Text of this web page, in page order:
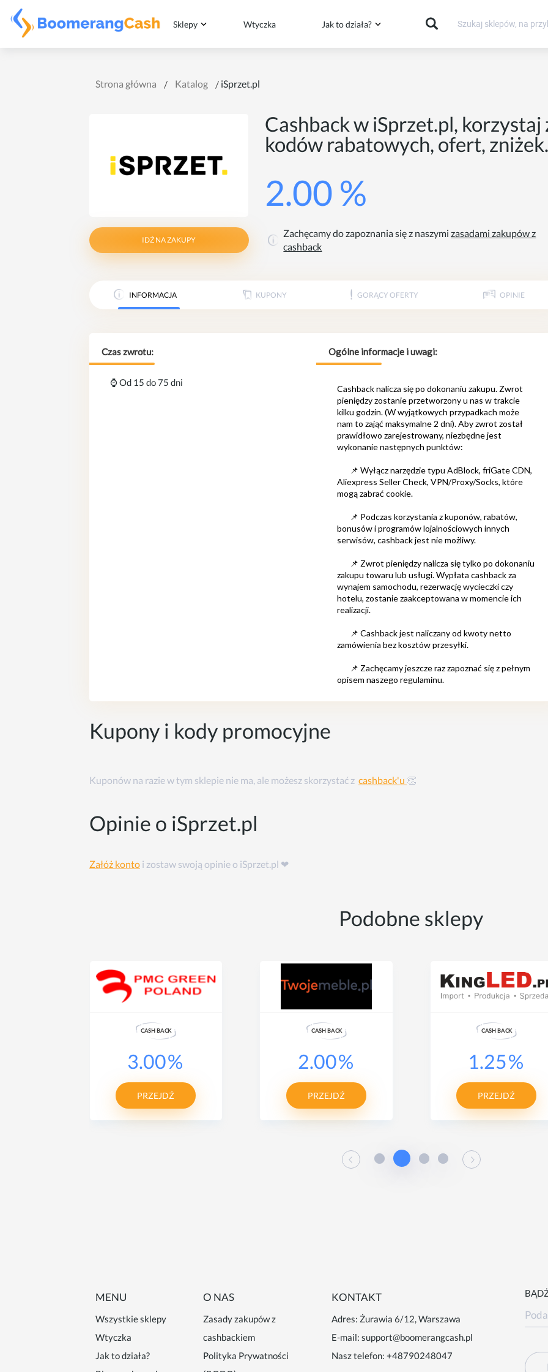
Sklepy Wtyczka Jak to działa?
Strona główna Katalog iSprzet.pl
Cashback w iSprzet.pl, korzystaj
kodów rabatowych, ofert, zniżek.
2.00 %
IDŹ NA ZAKUPY
Zachęcamy do zapoznania się z naszymi zasadami zakupów z
cashback
INFORMACJA KUPONY GORĄCY OFERTY OPINIE
Czas zwrotu:
⌚️ Od 15 do 75 dni
Kupony i kody promocyjne
Kuponów na razie w tym sklepie nie ma, ale możesz skorzystać z cashback'u 👏
Opinie o iSprzet.pl
Załóż konto i zostaw swoją opinie o iSprzet.pl ❤
Podobne sklepy
CASH BACK
3.00%
PRZEJDŹ
CASH BACK
2.00%
PRZEJDŹ
CASH BACK
1.25%
PRZEJDŹ
MENU
Wszystkie sklepy
Wtyczka
Jak to działa?
O NAS
Zasady zakupów z
cashbackiem
Polityka Prywatności
KONTAKT
Adres: Żurawia 6/12, Warszawa
E-mail:support@boomerangcash.pl
Nasz telefon:+48790248047